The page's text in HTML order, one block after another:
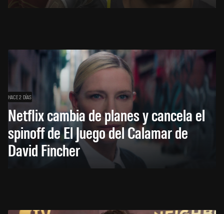
HACE 2 DÍAS
Netflix cambia de planes y cancela el
spinoff de El Juego del Calamar de
David Fincher